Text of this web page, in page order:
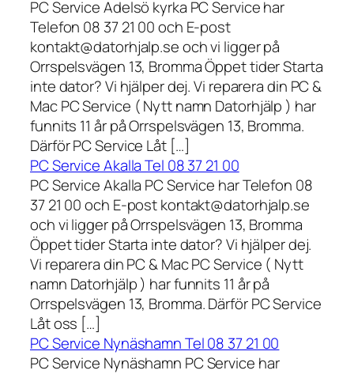
PC Service Adelsö kyrka PC Service har
Telefon 08 37 21 00 och E-post
kontakt@datorhjalp.se och vi ligger på
Orrspelsvägen 13, Bromma Öppet tider Starta
inte dator? Vi hjälper dej. Vi reparera din PC &
Mac PC Service ( Nytt namn Datorhjälp ) har
funnits 11 år på Orrspelsvägen 13, Bromma.
Därför PC Service Låt […]
PC Service Akalla Tel 08 37 21 00
PC Service Akalla PC Service har Telefon 08
37 21 00 och E-post kontakt@datorhjalp.se
och vi ligger på Orrspelsvägen 13, Bromma
Öppet tider Starta inte dator? Vi hjälper dej.
Vi reparera din PC & Mac PC Service ( Nytt
namn Datorhjälp ) har funnits 11 år på
Orrspelsvägen 13, Bromma. Därför PC Service
Låt oss […]
PC Service Nynäshamn Tel 08 37 21 00
PC Service Nynäshamn PC Service har